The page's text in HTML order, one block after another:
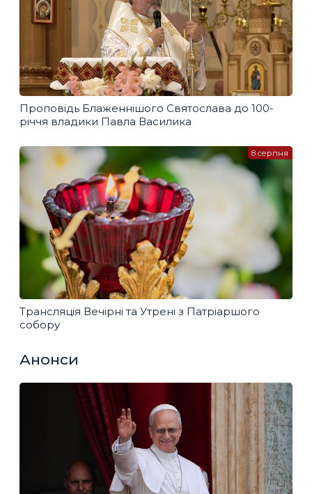
Проповідь Блаженнішого Святослава до 100-
річчя владики Павла Василика
Трансляція Вечірні та Утрені з Патріаршого
собору
8 серпня
Анонси